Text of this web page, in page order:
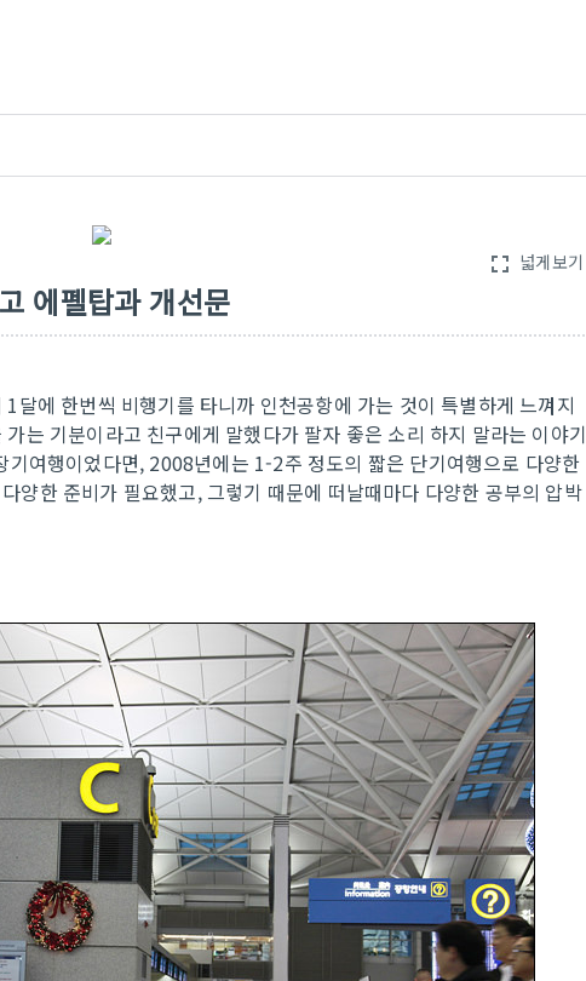
fullscreen 넓게보기
에펠탑과 개선문
달에 한번씩 비행기를 타니까 인천공항에 가는 것이 특별하게 느껴지
는 기분이라고 친구에게 말했다가 팔자 좋은 소리 하지 말라는 이야기
여행이었다면, 2008년에는 1-2주 정도의 짧은 단기여행으로 다양한
양한 준비가 필요했고, 그렇기 때문에 떠날때마다 다양한 공부의 압박